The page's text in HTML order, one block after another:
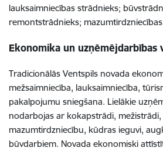
lauksaimniecības strādnieks;
remontstrādnieks;
Ekonomika un uzņēmējdarbības
Tradicionālās Ventspils novada
mežsaimniecība, lauksaimniecība,
pakalpojumu sniegšana. Lielākie
nodarbojas ar kokapstrādi,
mazumtirdzniecību, kūdras ieguvi,
būvdarbiem. Novada ekonomiski